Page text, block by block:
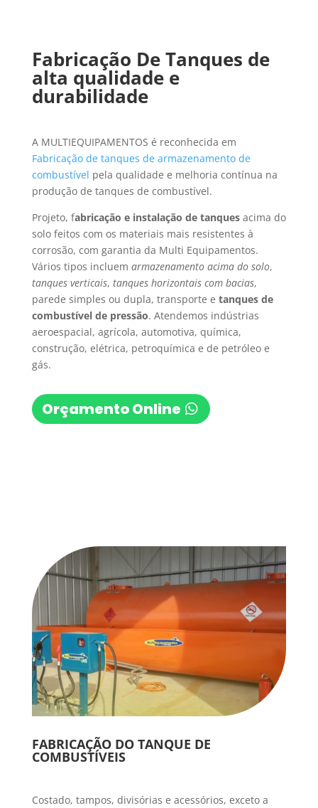
Fabricação De Tanques de
alta qualidade e
durabilidade
A MULTIEQUIPAMENTOS é reconhecida em
Fabricação de tanques de armazenamento de
combustível pela qualidade e melhoria contínua na
produção de tanques de combustível.
Projeto, fabricação e instalação de tanques acima do
solo feitos com os materiais mais resistentes à
corrosão, com garantia da Multi Equipamentos.
Vários tipos incluem armazenamento acima do solo,
tanques verticais, tanques horizontais com bacias,
parede simples ou dupla, transporte e tanques de
combustível de pressão. Atendemos indústrias
aeroespacial, agrícola, automotiva, química,
construção, elétrica, petroquímica e de petróleo e
gás.
Orçamento Online
FABRICAÇÃO DO TANQUE DE
COMBUSTÍVEIS
Costado, tampos, divisórias e acessórios, exceto a